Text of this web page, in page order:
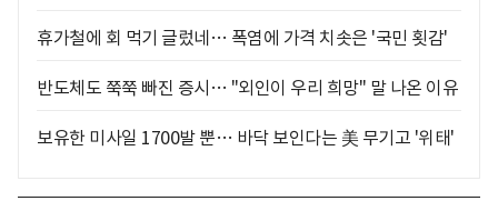
휴가철에 회 먹기 글렀네… 폭염에 가격 치솟은 '국민 횟감'
반도체도 쭉쭉 빠진 증시… "외인이 우리 희망" 말 나온 이유
보유한 미사일 1700발 뿐… 바닥 보인다는 美 무기고 '위태'